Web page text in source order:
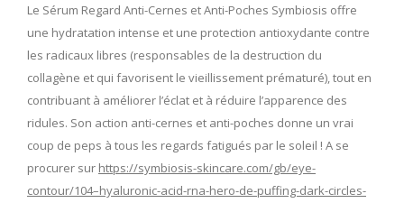
Le Sérum Regard Anti-Cernes et Anti-Poches Symbiosis offre
une hydratation intense et une protection antioxydante contre
les radicaux libres (responsables de la destruction du
collagène et qui favorisent le vieillissement prématuré), tout en
contribuant à améliorer l’éclat et à réduire l’apparence des
ridules. Son action anti-cernes et anti-poches donne un vrai
coup de peps à tous les regards fatigués par le soleil ! A se
procurer sur https://symbiosis-skincare.com/gb/eye-
contour/104–hyaluronic-acid-rna-hero-de-puffing-dark-circles-